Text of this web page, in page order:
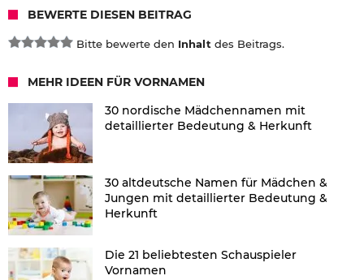
BEWERTE DIESEN BEITRAG
Bitte bewerte den Inhalt des Beitrags.
MEHR IDEEN FÜR VORNAMEN
30 nordische Mädchennamen mit
detaillierter Bedeutung & Herkunft
30 altdeutsche Namen für Mädchen &
Jungen mit detaillierter Bedeutung &
Herkunft
Die 21 beliebtesten Schauspieler
Vornamen